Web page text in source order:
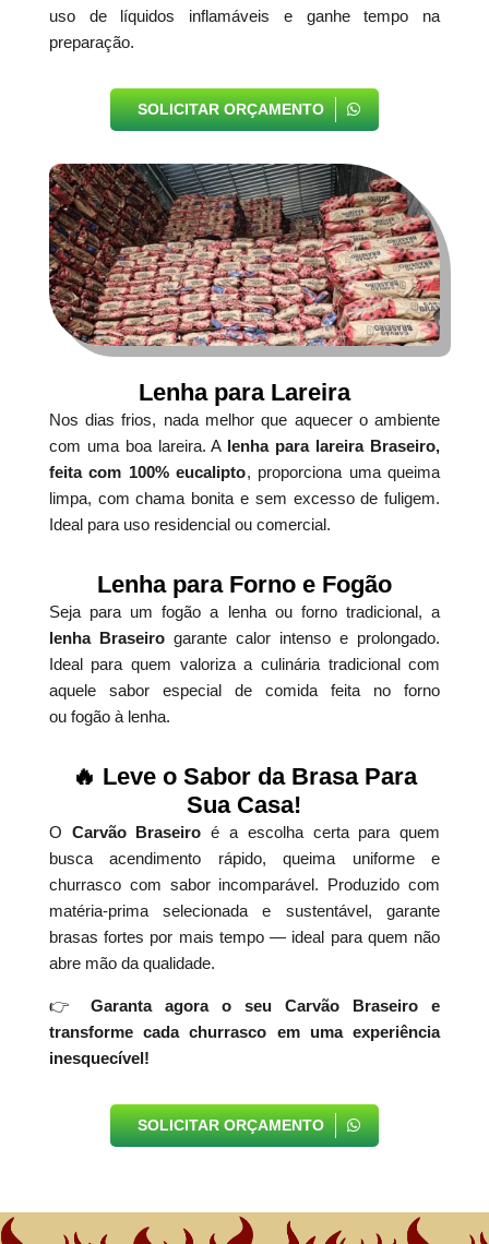
uso de líquidos inflamáveis e ganhe tempo na
preparação.
SOLICITAR ORÇAMENTO
Lenha para Lareira
Nos dias frios, nada melhor que aquecer o ambiente
com uma boa lareira. A lenha para lareira Braseiro,
feita com 100% eucalipto, proporciona uma queima
limpa, com chama bonita e sem excesso de fuligem.
Ideal para uso residencial ou comercial.
Lenha para Forno e Fogão
Seja para um fogão a lenha ou forno tradicional, a
lenha Braseirogarante calor intenso e prolongado.
Ideal para quem valoriza a culinária tradicional com
aquele sabor especial de comida feita no forno
ou fogão à lenha.
🔥 Leve o Sabor da Brasa Para
Sua Casa!
O Carvão Braseiro é a escolha certa para quem
busca acendimento rápido, queima uniforme e
churrasco com sabor incomparável. Produzido com
matéria-prima selecionada e sustentável, garante
brasas fortes por mais tempo — ideal para quem não
abre mão da qualidade.
👉
Garanta agora o seu Carvão Braseiro e
transforme cada churrasco em uma experiência
inesquecível!
SOLICITAR ORÇAMENTO